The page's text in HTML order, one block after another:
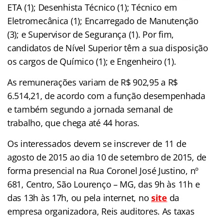
ETA (1); Desenhista Técnico (1); Técnico em
Eletromecânica (1); Encarregado de Manutenção
(3); e Supervisor de Segurança (1). Por fim,
candidatos de Nível Superior têm a sua disposição
os cargos de Químico (1); e Engenheiro (1).
As remunerações variam de R$ 902,95 a R$
6.514,21, de acordo com a função desempenhada
e também segundo a jornada semanal de
trabalho, que chega até 44 horas.
Os interessados devem se inscrever de 11 de
agosto de 2015 ao dia 10 de setembro de 2015, de
forma presencial na Rua Coronel José Justino, nº
681, Centro, São Lourenço – MG, das 9h às 11h e
das 13h às 17h, ou pela internet, nosite da
empresa organizadora, Reis auditores. As taxas